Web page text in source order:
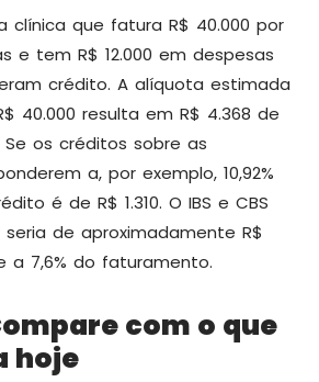
clínica que fatura R$ 40.000 por
e tem R$ 12.000 em despesas
crédito. A alíquota estimada
40.000 resulta em R$ 4.368 de
Se os créditos sobre as
a, por exemplo, 10,92%
é de R$ 1.310. O IBS e CBS
de aproximadamente R$
a 7,6% do faturamento.
com o que
hoje